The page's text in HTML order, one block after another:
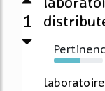
1
53%